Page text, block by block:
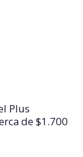
Plus
de $1.700